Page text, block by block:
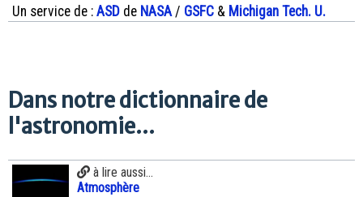
Un service de : ASD de NASA / GSFC & Michigan Tech. U.
Dans notre dictionnaire de
l'astronomie...
à lire aussi...
Atmosphère